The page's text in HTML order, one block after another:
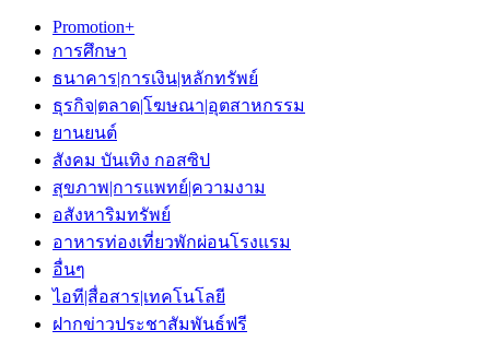
Promotion+
การศึกษา
ธนาคาร|การเงิน|หลักทรัพย์
ธุรกิจ|ตลาด|โฆษณา|อุตสาหกรรม
ยานยนต์
สังคม บันเทิง กอสซิป
สุขภาพ|การแพทย์|ความงาม
อสังหาริมทรัพย์
อาหารท่องเที่ยวพักผ่อนโรงแรม
อื่นๆ
ไอที|สื่อสาร|เทคโนโลยี
ฝากข่าวประชาสัมพันธ์ฟรี